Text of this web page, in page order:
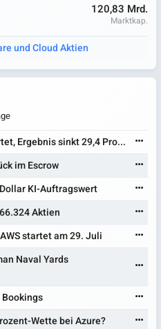
120,83 Mrd.
Marktkap.
und Cloud Aktien
Ergebnis sinkt 29,4 Pro...
im Escrow
KI-Auftragswert
Aktien
startet am 29. Juli
Naval Yards
Wette bei Azure?